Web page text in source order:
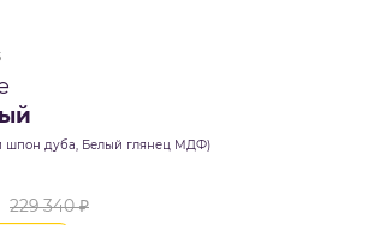
шпон дуба, Белый глянец МДФ)
229 340₽